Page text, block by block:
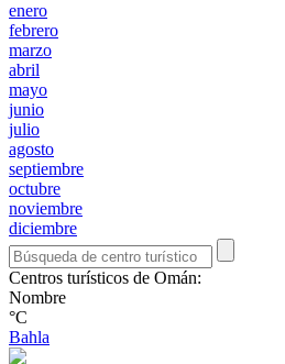
enero
febrero
marzo
abril
mayo
junio
julio
agosto
septiembre
octubre
noviembre
diciembre
Centros turísticos de Omán:
Nombre
°C
Bahla